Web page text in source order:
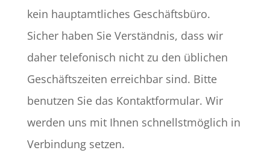
kein hauptamtliches Geschäftsbüro.
Sicher haben Sie Verständnis, dass wir
daher telefonisch nicht zu den üblichen
Geschäftszeiten erreichbar sind. Bitte
benutzen Sie das Kontaktformular. Wir
werden uns mit Ihnen schnellstmöglich in
Verbindung setzen.